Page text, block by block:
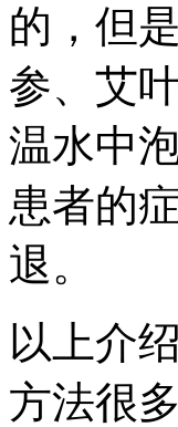
的，但
参、艾
温水中
患者的
退。
以上介
方法很